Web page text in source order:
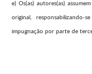
e) Os(as) autores(as)
original,
impugnação por parte de